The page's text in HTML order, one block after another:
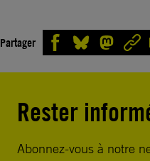
Partager
Rester
Abonnez-vous à notre